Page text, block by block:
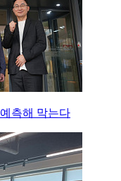
측해 막는다